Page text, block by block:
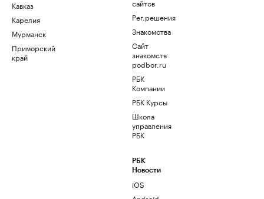
Кавказ
Карелия
Мурманск
Приморский
край
сайтов
Рег.решения
Знакомства
Сайт
знакомств
podbor.ru
РБК
Компании
РБК Курсы
Школа
управления
РБК
РБК
Новости
iOS